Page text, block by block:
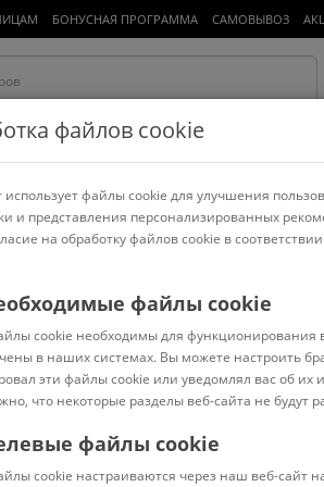
БОНУСНАЯ ПРОГРАММА САМОВЫВОЗ
Работа и офис Авто и мото Детям и
хранения > Mio Tesoro
файлов cookie
файлы cookie для улучшения
и представления персонализированных
на обработку файлов cookie в
файлы cookie
cookie необходимы для функционирования
в наших системах. Вы можете настроить
эти файлы cookie или уведомлял вас об их
что некоторые разделы веб-сайта не будут
файлы cookie
cookie настраиваются через наш веб-сайт